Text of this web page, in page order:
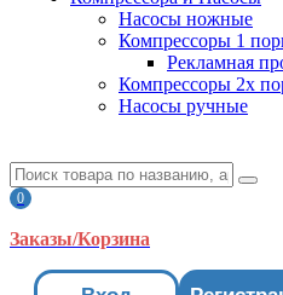
Насосы ножные
Компрессоры 1
Рекламная
Компрессоры 2х
Насосы ручные
0
Заказы/Корзина